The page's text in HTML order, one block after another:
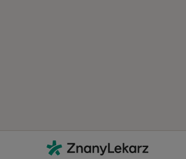
Kontakt
ZnanyLekarz - Strona główna